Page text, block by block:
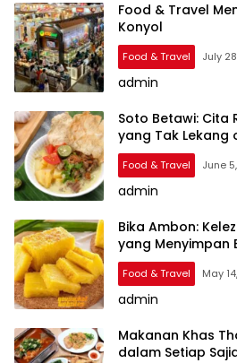
Food & Travel
Konyol
Food & Travel July
admin
Soto Betawi: Cita
yang Tak Lekang
Food & Travel June
admin
Bika Ambon:
yang Menyimpan
Food & Travel May
admin
Makanan Khas
dalam Setiap